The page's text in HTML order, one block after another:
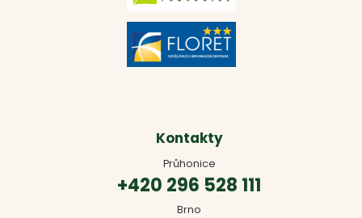
Kontakty
Průhonice
+420 296 528 111
Brno